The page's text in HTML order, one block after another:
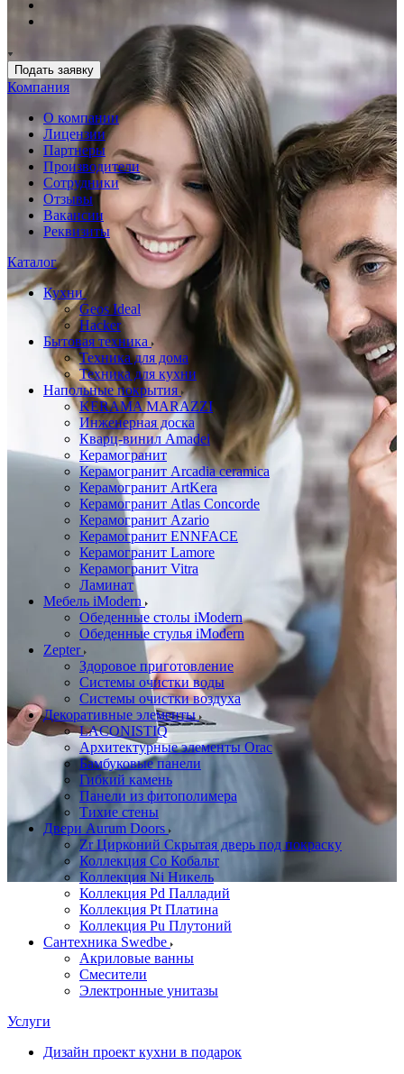
Подать заявку
Компания
О компании
Лицензии
Партнеры
Производители
Сотрудники
Отзывы
Вакансии
Реквизиты
Каталог
Кухни
Geos Ideal
Hacker
Бытовая техника
Техника для дома
Техника для кухни
Напольные покрытия
KERAMA MARAZZI
Инженерная доска
Кварц-винил Amadei
Керамогранит
Керамогранит Arcadia ceramica
Керамогранит ArtKera
Керамогранит Atlas Concorde
Керамогранит Azario
Керамогранит ENNFACE
Керамогранит Lamore
Керамогранит Vitra
Ламинат
Мебель iModern
Обеденные столы iModern
Обеденные стулья iModern
Zepter
Здоровое приготовление
Системы очистки воды
Системы очистки воздуха
Декоративные элементы
LACONISTIQ
Архитектурные элементы Orac
Бамбуковые панели
Гибкий камень
Панели из фитополимера
Тихие стены
Двери Aurum Doors
Zr Цирконий Скрытая дверь под покраску
Коллекция Co Кобальт
Коллекция Ni Никель
Коллекция Pd Палладий
Коллекция Pt Платина
Коллекция Pu Плутоний
Сантехника Swedbe
Акриловые ванны
Смесители
Электронные унитазы
Услуги
Дизайн проект кухни в подарок